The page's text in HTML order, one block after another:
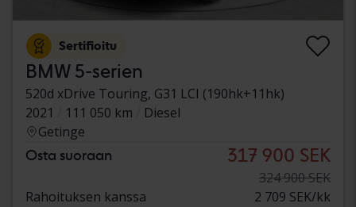
Sertifioitu
BMW 5-serien
520d xDrive Touring, G31 LCI (190hk+11hk)
2021
111 050 km
Diesel
Getinge
Osta suoraan 317 900 SEK
324 900 SEK
Rahoituksen kanssa
2 709 SEK/kk